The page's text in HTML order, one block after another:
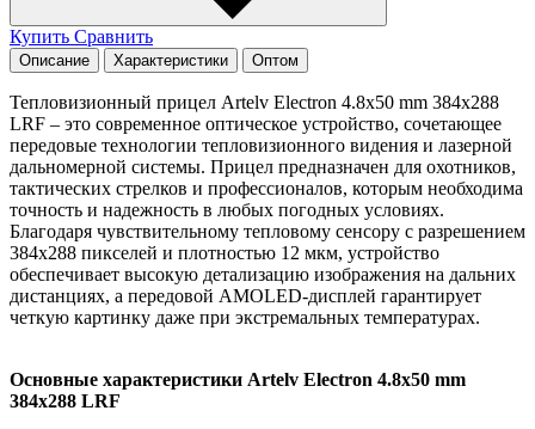
Купить Сравнить
Описание Характеристики Оптом
Тепловизионный прицел Artelv Electron 4.8x50 mm 384x288
LRF – это современное оптическое устройство, сочетающее
передовые технологии тепловизионного видения и лазерной
дальномерной системы. Прицел предназначен для охотников,
тактических стрелков и профессионалов, которым необходима
точность и надежность в любых погодных условиях.
Благодаря чувствительному тепловому сенсору с разрешением
384x288 пикселей и плотностью 12 мкм, устройство
обеспечивает высокую детализацию изображения на дальних
дистанциях, а передовой AMOLED-дисплей гарантирует
четкую картинку даже при экстремальных температурах.
Основные характеристики Artelv Electron 4.8x50 mm
384x288 LRF